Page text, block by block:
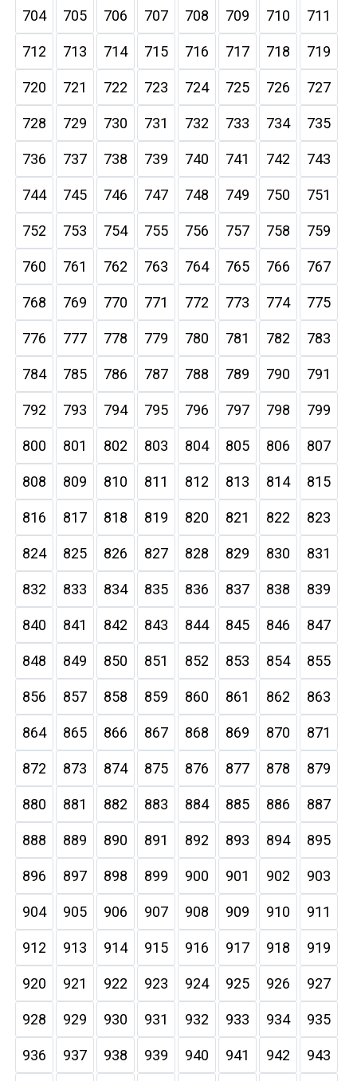
704 705 706 707 708 709 710 711
712 713 714 715 716 717 718 719
720 721 722 723 724 725 726 727
728 729 730 731 732 733 734 735
736 737 738 739 740 741 742 743
744 745 746 747 748 749 750 751
752 753 754 755 756 757 758 759
760 761 762 763 764 765 766 767
768 769 770 771 772 773 774 775
776 777 778 779 780 781 782 783
784 785 786 787 788 789 790 791
792 793 794 795 796 797 798 799
800 801 802 803 804 805 806 807
808 809 810 811 812 813 814 815
816 817 818 819 820 821 822 823
824 825 826 827 828 829 830 831
832 833 834 835 836 837 838 839
840 841 842 843 844 845 846 847
848 849 850 851 852 853 854 855
856 857 858 859 860 861 862 863
864 865 866 867 868 869 870 871
872 873 874 875 876 877 878 879
880 881 882 883 884 885 886 887
888 889 890 891 892 893 894 895
896 897 898 899 900 901 902 903
904 905 906 907 908 909 910 911
912 913 914 915 916 917 918 919
920 921 922 923 924 925 926 927
928 929 930 931 932 933 934 935
936 937 938 939 940 941 942 943